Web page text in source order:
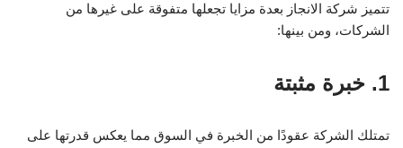
تتميز شركة الانجاز بعدة مزايا تجعلها متفوقة على غيرها من
الشركات، ومن بينها:
1. خبرة مثبتة
تمتلك الشركة عقودًا من الخبرة في السوق مما يعكس قدرتها على